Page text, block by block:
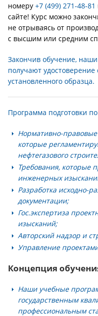
номеру +7 (499) 271-48-81
сайте! Курс можно
не отрываясь от
с высшим или средним
Закончив обучение,
получают
установленного образца.
Программа подготовки
Нормативно-
которые
нефтегазового
Требования, которые
инженерных
Разработка исходно-
документации;
Гос.экспертиза
изысканий;
Авторский надзор и
Управление
Концепция
Наши учебные
государственным
профессиональным